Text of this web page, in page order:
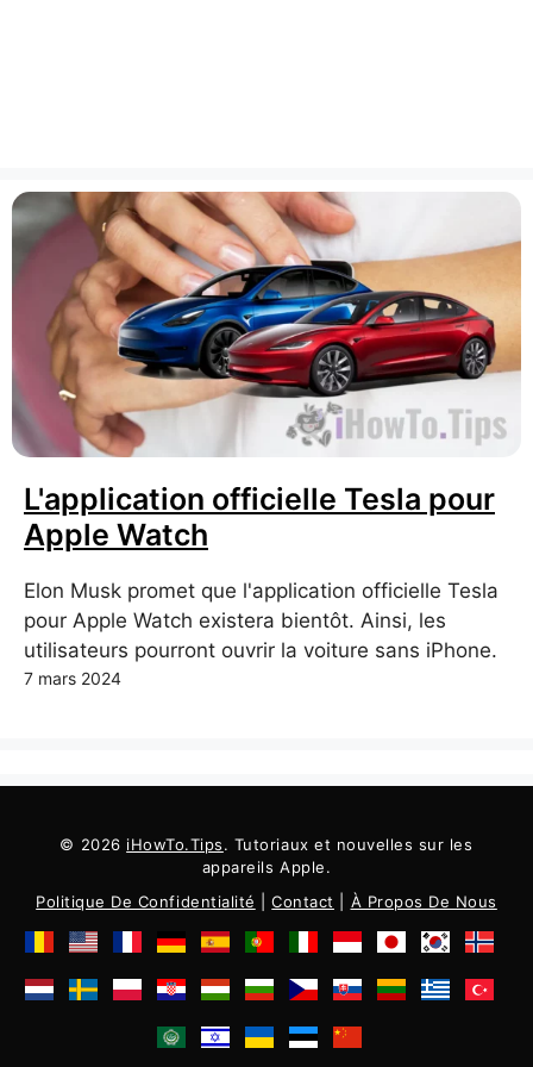
L'application officielle Tesla pour
Apple Watch
Elon Musk promet que l'application officielle Tesla
pour Apple Watch existera bientôt. Ainsi, les
utilisateurs pourront ouvrir la voiture sans iPhone.
7 mars 2024
© 2026 iHowTo.Tips. Tutoriaux et nouvelles sur les
appareils Apple.
Politique De Confidentialité
|Contact À Propos De Nous